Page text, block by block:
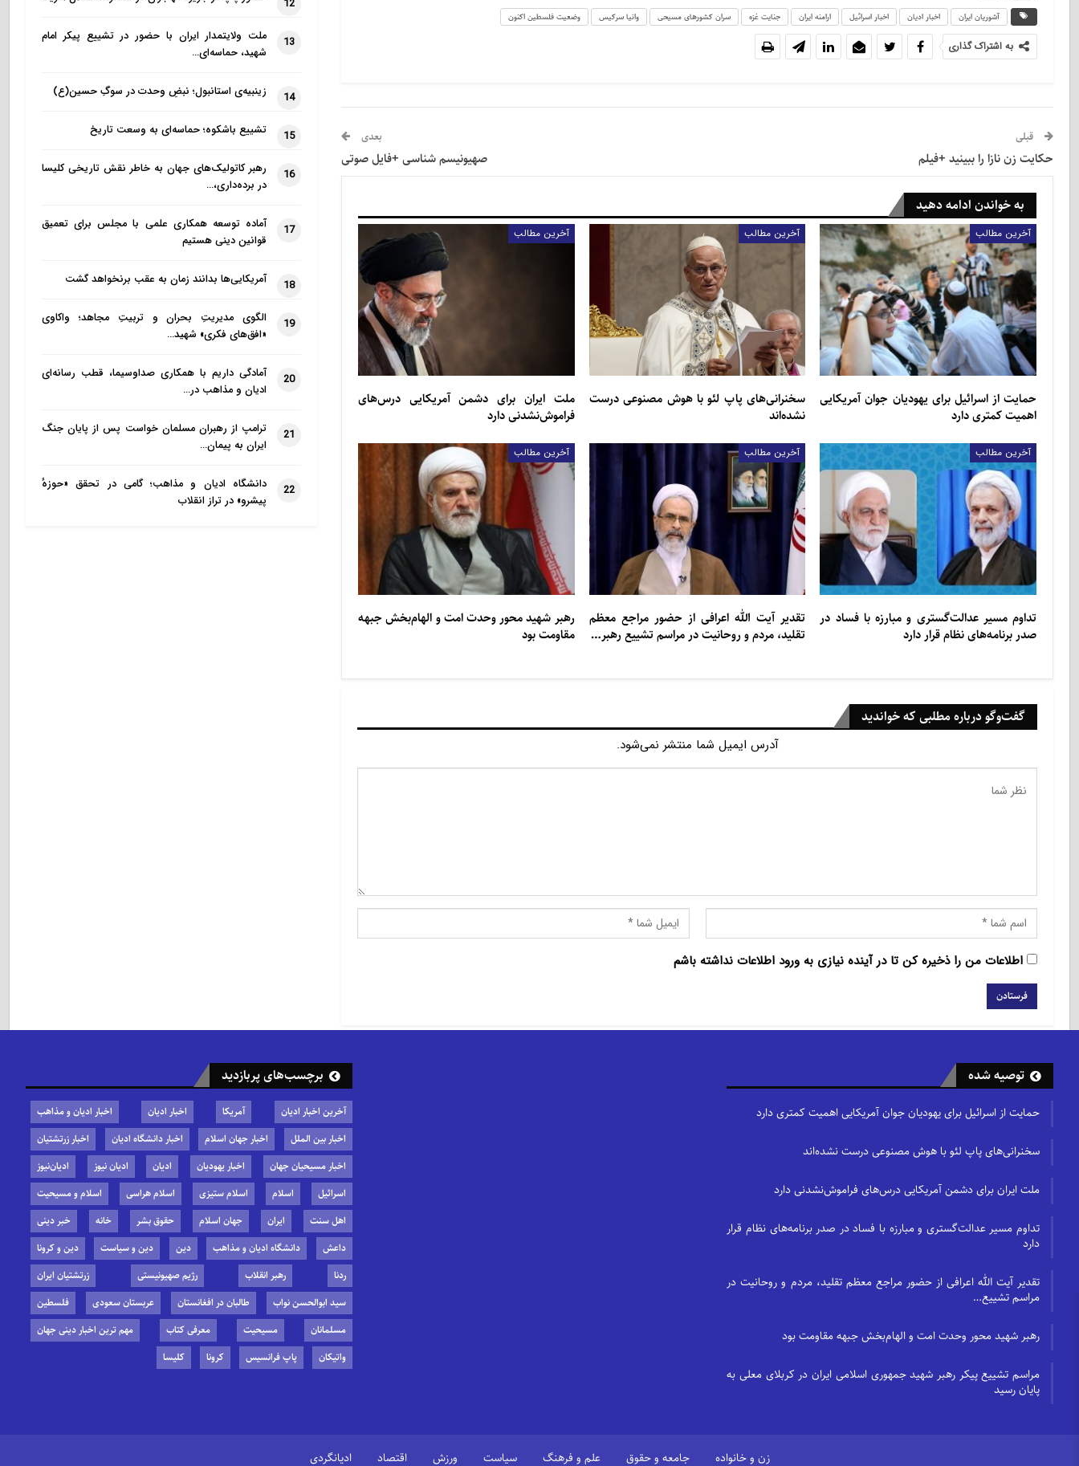
آشوریان ایران
اخبار ادیان اخبار اسرائیل ارامنه ایران جنایت غزه سران کشورهای مسیحی وانیا سرکیس وضعیت فلسطین اکنون
به اشتراک گذاری
قبلی
حکایت زن نازا را ببینید +فیلم
بعدی
صهیونیسم شناسی +فایل صوتی
به خواندن ادامه دهید
آخرین مطالب
حمایت از اسرائیل برای یهودیان جوان آمریکایی
اهمیت کمتری دارد
آخرین مطالب
سخنرانی‌های پاپ لئو با هوش مصنوعی درست
نشده‌اند
آخرین مطالب
ملت ایران برای دشمن آمریکایی درس‌های
فراموش‌نشدنی دارد
آخرین مطالب
تداوم مسیر عدالت‌گستری و مبارزه با فساد در
صدر برنامه‌های نظام قرار دارد
آخرین مطالب
تقدیر آیت الله اعرافی از حضور مراجع معظم
تقلید، مردم و روحانیت در مراسم تشییع رهبر…
آخرین مطالب
رهبر شهید محور وحدت امت و الهام‌بخش جبهه
مقاومت بود
گفت‌وگو درباره مطلبی که خواندید
آدرس ایمیل شما منتشر نمی‌شود.
اطلاعات من را ذخیره کن تا در آینده نیازی به ورود اطلاعات نداشته باشم
13
ملت ولایتمدار ایران با حضور در تشییع پیکر امام
شهید، حماسه‌ای…
14 زینبیه‌ی استانبول؛ نبضِ وحدت در سوگِ حسین(ع)
15 تشییع باشکوه؛ حماسه‌ای به وسعت تاریخ
16
رهبر کاتولیک‌های جهان به خاطر نقش تاریخی کلیسا
در برده‌داری،…
17
آماده توسعه همکاری علمی با مجلس برای تعمیق
قوانین دینی هستیم
18 آمریکایی‌ها بدانند زمان به عقب برنخواهد گشت
19
الگوی مدیریتِ بحران و تربیتِ مجاهد؛ واکاوی
«افق‌های فکری» شهید…
20
آمادگی داریم با همکاری صداوسیما، قطب رسانه‌ای
ادیان و مذاهب در…
21
ترامپ از رهبران مسلمان خواست پس از پایان جنگ
ایران به پیمان…
22
دانشگاه ادیان و مذاهب؛ گامی در تحقق «حوزهٔ
پیشرو» در تراز انقلاب
توصیه شده
حمایت از اسرائیل برای یهودیان جوان آمریکایی اهمیت کمتری دارد
سخنرانی‌های پاپ لئو با هوش مصنوعی درست نشده‌اند
ملت ایران برای دشمن آمریکایی درس‌های فراموش‌نشدنی دارد
تداوم مسیر عدالت‌گستری و مبارزه با فساد در صدر برنامه‌های نظام قرار
دارد
تقدیر آیت الله اعرافی از حضور مراجع معظم تقلید، مردم و روحانیت در
مراسم تشییع…
رهبر شهید محور وحدت امت و الهام‌بخش جبهه مقاومت بود
مراسم تشییع پیکر رهبر شهید جمهوری اسلامی ایران در کربلای معلی به
پایان رسید
برچسب‌های پربازدید
آخرین اخبار ادیان آمریکا اخبار ادیان
اخبار ادیان و مذاهب
اخبار بین الملل
اخبار جهان اسلام اخبار دانشگاه ادیان
اخبار زرتشتیان
اخبار مسیحیان جهان
اخبار یهودیان ادیان ادیان نیوز
ادیان‌نیوز
اسرائیل
اسلام اسلام ستیزی اسلام هراسی
اسلام و مسیحیت
اهل سنت
ایران جهان اسلام حقوق بشر خانه
خبر دینی
داعش
دانشگاه ادیان و مذاهب دین دین و سیاست
دین و کرونا
ردنا
رهبر انقلاب رژیم صهیونیستی
زرتشتیان ایران
سید ابوالحسن نواب
طالبان در افغانستان عربستان سعودی
فلسطین
مسلمانان
مسیحیت معرفی کتاب
مهم ترین اخبار دینی جهان
واتیکان
پاپ فرانسیس کرونا کلیسا
زن و خانواده جامعه و حقوق علم و فرهنگ سیاست ورزش اقتصاد ادیانگردی